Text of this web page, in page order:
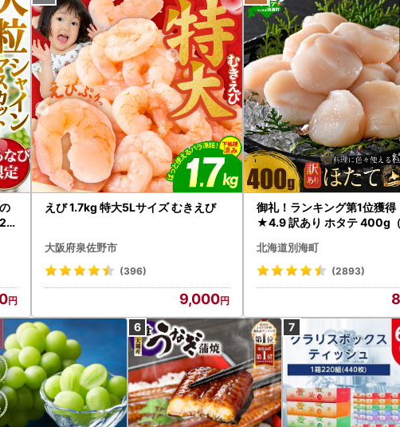
えび 1.7kg 特大5Lサイズ むきえび
大阪府泉佐野市
(396)
9,000
御礼！ランキング第1位獲得
★4.9 訳あり ホタテ 400g
北海道別海町
(2893)